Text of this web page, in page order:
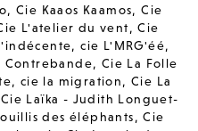
,Cie Kaaos Kaamos,Cie
L'atelier du vent,Cie
,cie L'MRG'éé,
Contrebande, Cie La Folle
, cie la migration,Cie La
Cie Laïka - Judith Longuet-
des éléphants,Cie